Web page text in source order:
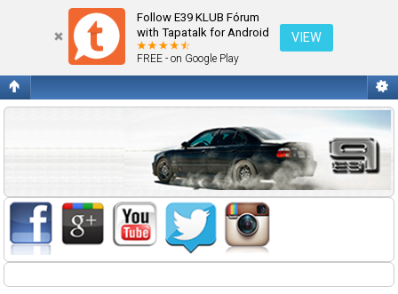
Follow E39 KLUB Fórum
with Tapatalk for Android
FREE - on Google Play
VIEW
Belépés